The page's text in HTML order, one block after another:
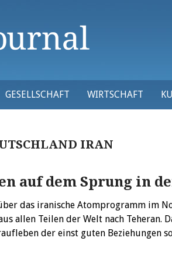
GESELLSCHAFT WIRTSCHAFT
IRAN
auf dem Sprung in
das iranische Atomprogramm im
allen Teilen der Welt nach Teheran.
der einst guten Beziehungen